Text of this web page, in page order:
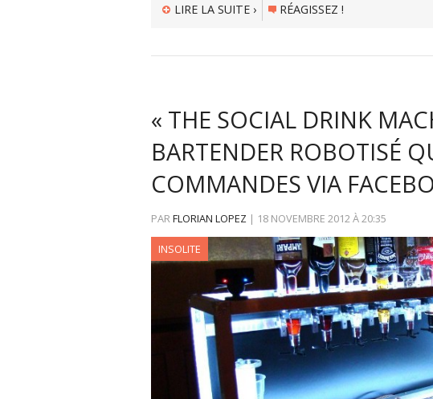
LIRE LA SUITE › RÉAGISSEZ !
« THE SOCIAL DRINK
BARTENDER ROBOTISÉ
COMMANDES VIA
PARFLORIAN LOPEZ | 18 NOVEMBRE 2012À20:35
INSOLITE